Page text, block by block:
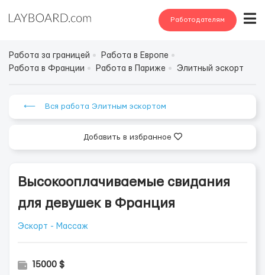
Работодателям
Работа за границей
Работа в Европе
Работа в Франции
Работа в Париже Элитный эскорт
⟵ Вся работа Элитным эскортом
Добавить в избранное
Высокооплачиваемые свидания
для девушек в Франция
Эскорт - Массаж
15000 $